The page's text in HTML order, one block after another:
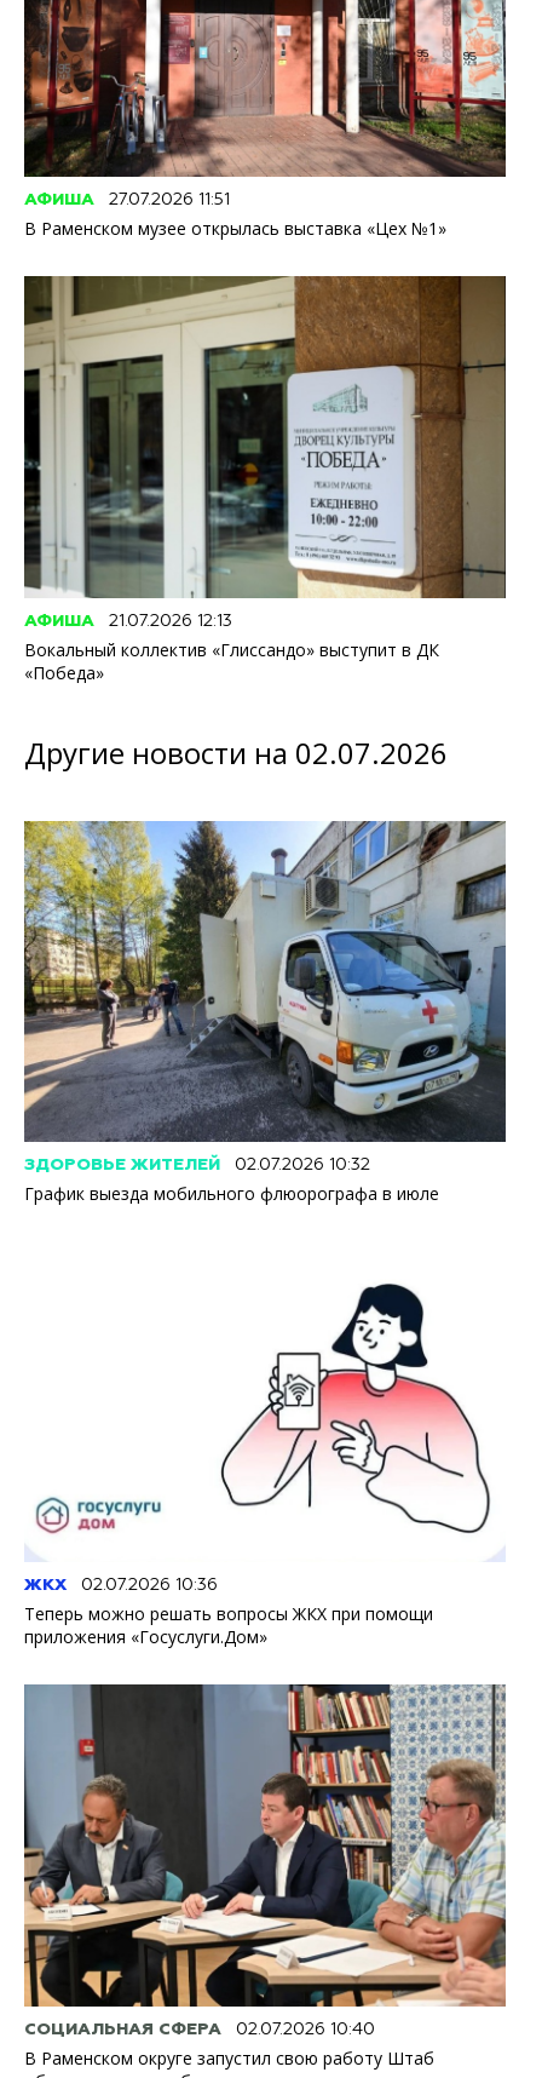
АФИША 27.07.2026 11:51
В Раменском музее открылась выставка «Цех №1»
АФИША 21.07.2026 12:13
Вокальный коллектив «Глиссандо» выступит в ДК
«Победа»
Другие новости на 02.07.2026
ЗДОРОВЬЕ ЖИТЕЛЕЙ 02.07.2026 10:32
График выезда мобильного флюорографа в июле
ЖКХ 02.07.2026 10:36
Теперь можно решать вопросы ЖКХ при помощи
приложения «Госуслуги.Дом»
СОЦИАЛЬНАЯ СФЕРА 02.07.2026 10:40
В Раменском округе запустил свою работу Штаб